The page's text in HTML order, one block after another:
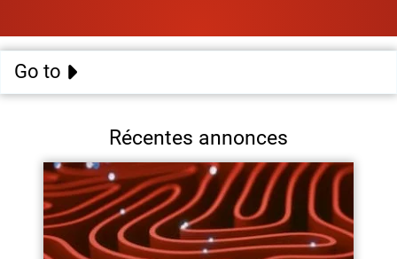
Go to
Récentes annonces